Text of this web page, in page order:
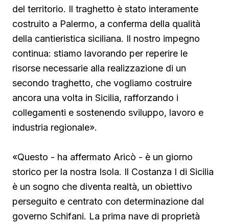
del territorio. Il traghetto è stato interamente
costruito a Palermo, a conferma della qualità
della cantieristica siciliana. Il nostro impegno
continua: stiamo lavorando per reperire le
risorse necessarie alla realizzazione di un
secondo traghetto, che vogliamo costruire
ancora una volta in Sicilia, rafforzando i
collegamenti e sostenendo sviluppo, lavoro e
industria regionale».
«Questo - ha affermato Aricò - è un giorno
storico per la nostra Isola. Il Costanza I di Sicilia
è un sogno che diventa realtà, un obiettivo
perseguito e centrato con determinazione dal
governo Schifani. La prima nave di proprietà